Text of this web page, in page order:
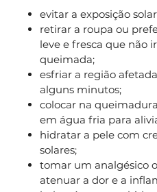
evitar a exposição
retirar a roupa ou
leve e fresca que não
queimada;
esfriar a região
alguns minutos;
colocar na
em água fria para
hidratar a pele com
solares;
tomar um analgésico
atenuar a dor e a